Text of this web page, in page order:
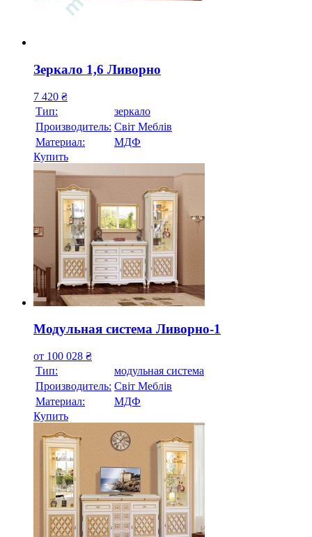
Зеркало 1,6 Ливорно
7 420 ₴
Тип:
зеркало
Производитель: Свiт Меблiв
Материал:
МДФ
Купить
Модульная система Ливорно-1
от 100 028 ₴
Тип:
модульная система
Производитель: Свiт Меблiв
Материал:
МДФ
Купить